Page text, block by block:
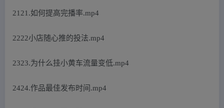
2121.如何提高完播率.mp4
2222小店随心推的投法.mp4
2323.为什么挂小黄车流量变低.mp4
2424.作品最佳发布时间.mp4